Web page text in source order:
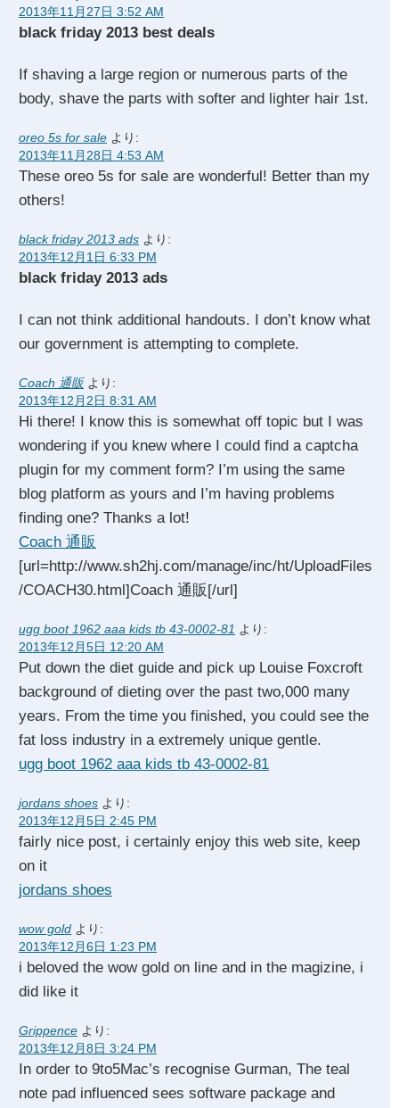
2013年11月27日 3:52 AM
black friday 2013 best deals
If shaving a large region or numerous parts of the
body, shave the parts with softer and lighter hair 1st.
oreo 5s for sale より:
2013年11月28日 4:53 AM
These oreo 5s for sale are wonderful! Better than my
others!
black friday 2013 ads より:
2013年12月1日 6:33 PM
black friday 2013 ads
I can not think additional handouts. I don’t know what
our government is attempting to complete.
Coach 通販 より:
2013年12月2日 8:31 AM
Hi there! I know this is somewhat off topic but I was
wondering if you knew where I could find a captcha
plugin for my comment form? I’m using the same
blog platform as yours and I’m having problems
finding one? Thanks a lot!
Coach 通販
[url=http://www.sh2hj.com/manage/inc/ht/UploadFiles
/COACH30.html]Coach 通販[/url]
ugg boot 1962 aaa kids tb 43-0002-81 より:
2013年12月5日 12:20 AM
Put down the diet guide and pick up Louise Foxcroft
background of dieting over the past two,000 many
years. From the time you finished, you could see the
fat loss industry in a extremely unique gentle.
ugg boot 1962 aaa kids tb 43-0002-81
jordans shoes より:
2013年12月5日 2:45 PM
fairly nice post, i certainly enjoy this web site, keep
on it
jordans shoes
wow gold より:
2013年12月6日 1:23 PM
i beloved the wow gold on line and in the magizine, i
did like it
Grippence より:
2013年12月8日 3:24 PM
In order to 9to5Mac’s recognise Gurman, The teal
note pad influenced sees software package and